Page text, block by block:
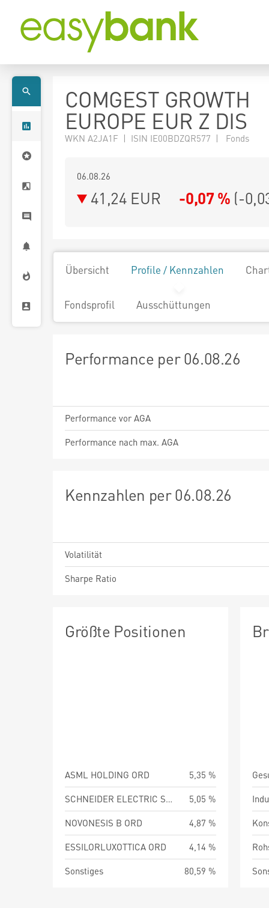
COMGEST GROWTH
EUROPE EUR Z DIS
WKN A2JA1F | ISIN IE00BDZQR577 | Fonds
06.08.26
41,24 EUR -0,07 % (-
Übersicht Profile / Kennzahlen
Fondsprofil Ausschüttungen
Performance per 06.08.26
Performance vor AGA
Performance nach max. AGA
Kennzahlen per 06.08.26
Volatilität
Sharpe Ratio
Größte Positionen
ASML HOLDING ORD
5,35 %
SCHNEIDER ELECTRIC SE ORD
5,05 %
NOVONESIS B ORD
4,87 %
ESSILORLUXOTTICA ORD
4,14 %
Sonstiges
80,59 %